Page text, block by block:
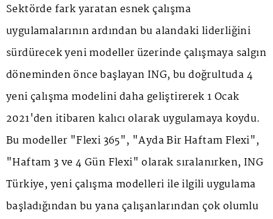
Sektörde fark yaratan esnek çalışma
uygulamalarının ardından bu alandaki liderliğini
sürdürecek yeni modeller üzerinde çalışmaya salgın
döneminden önce başlayan ING, bu doğrultuda 4
yeni çalışma modelini daha geliştirerek 1 Ocak
2021'den itibaren kalıcı olarak uygulamaya koydu.
Bu modeller "Flexi 365", "Ayda Bir Haftam Flexi",
"Haftam 3 ve 4 Gün Flexi" olarak sıralanırken, ING
Türkiye, yeni çalışma modelleri ile ilgili uygulama
başladığından bu yana çalışanlarından çok olumlu